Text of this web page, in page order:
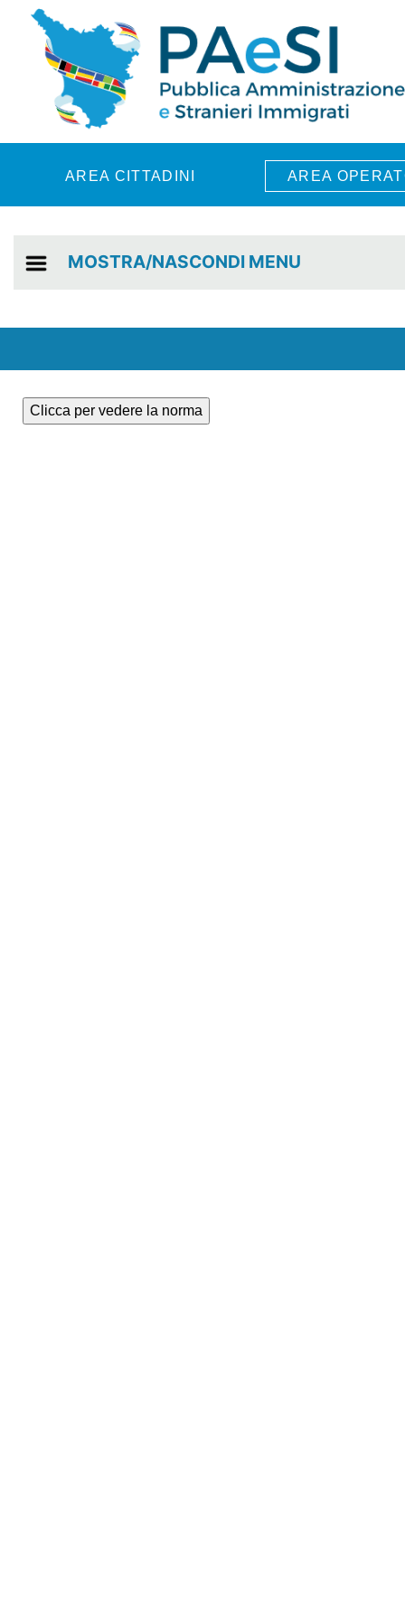
Skip to main content
AREA CITTADINI AREA
MOSTRA/NASCONDI MENU
Clicca per vedere la norma